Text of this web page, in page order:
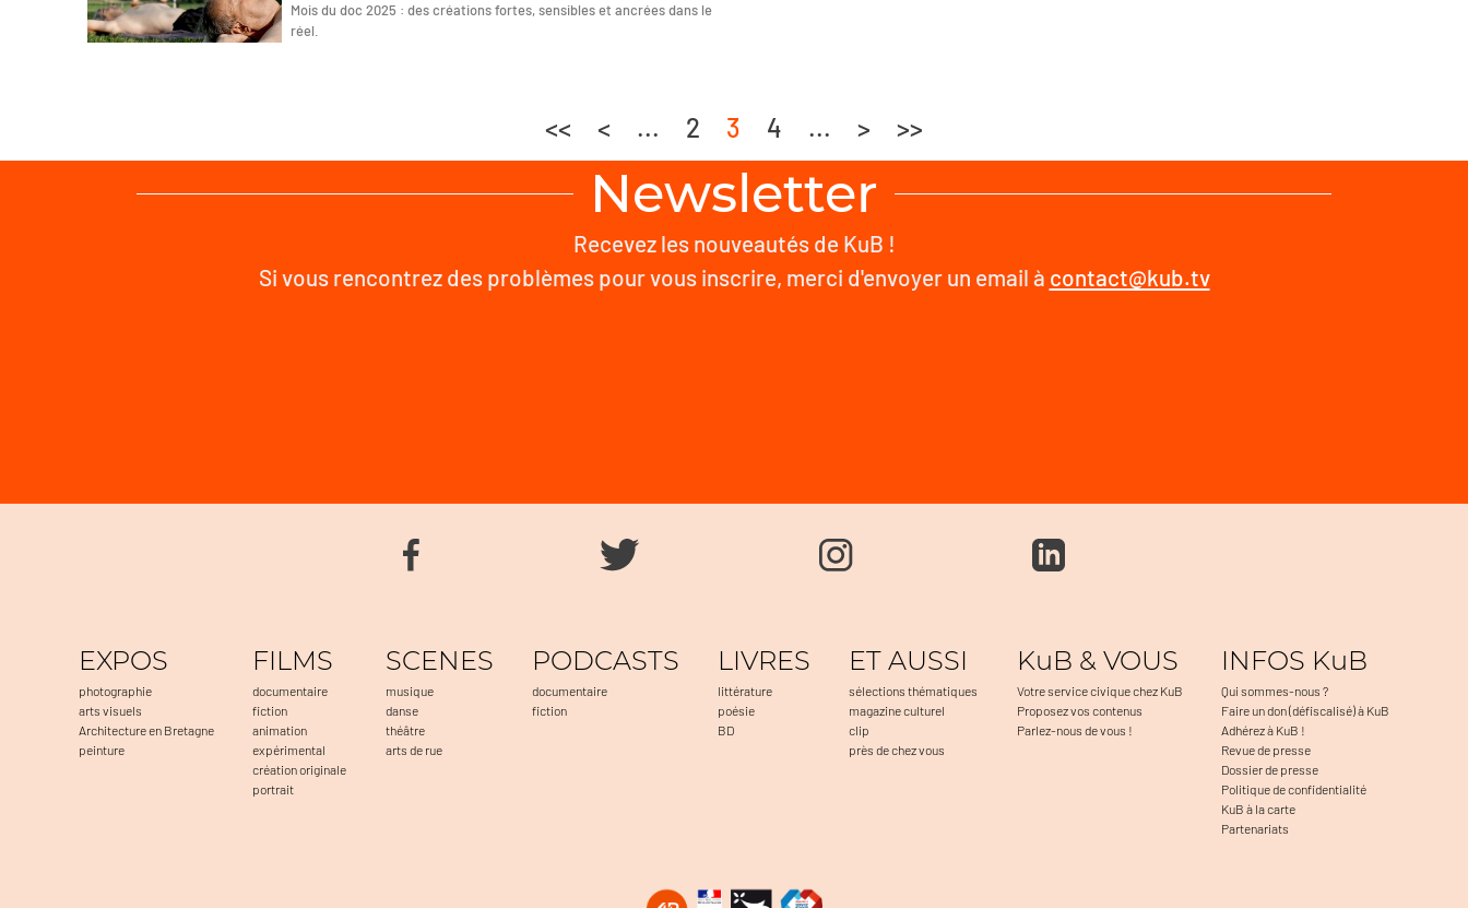
Mois du doc 2025 : des créations fortes, sensibles et ancrées dans le
réel.
<< < ... 2 3 4 ... > >>
Newsletter
Recevez les nouveautés de KuB !
Si vous rencontrez des problèmes pour vous inscrire, merci d'envoyer un email à contact@kub.tv
EXPOS
photographie
arts visuels
Architecture en Bretagne
peinture
FILMS
documentaire
fiction
animation
expérimental
création originale
portrait
SCENES
musique
danse
théâtre
arts de rue
PODCASTS
documentaire
fiction
LIVRES
littérature
poésie
BD
ET AUSSI
sélections thématiques
magazine culturel
clip
près de chez vous
KuB & VOUS
Votre service civique chez KuB
Proposez vos contenus
Parlez-nous de vous !
INFOS KuB
Qui sommes-nous ?
Faire un don (défiscalisé) à KuB
Adhérez à KuB !
Revue de presse
Dossier de presse
Politique de confidentialité
KuB à la carte
Partenariats